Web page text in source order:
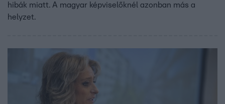
hibák miatt. A magyar képviselőknél azonban más a
helyzet.